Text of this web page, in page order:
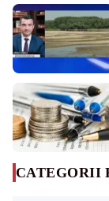
CATEGORII